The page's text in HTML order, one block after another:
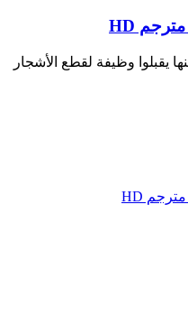
يقبلوا وظيفة لقطع الأشجار